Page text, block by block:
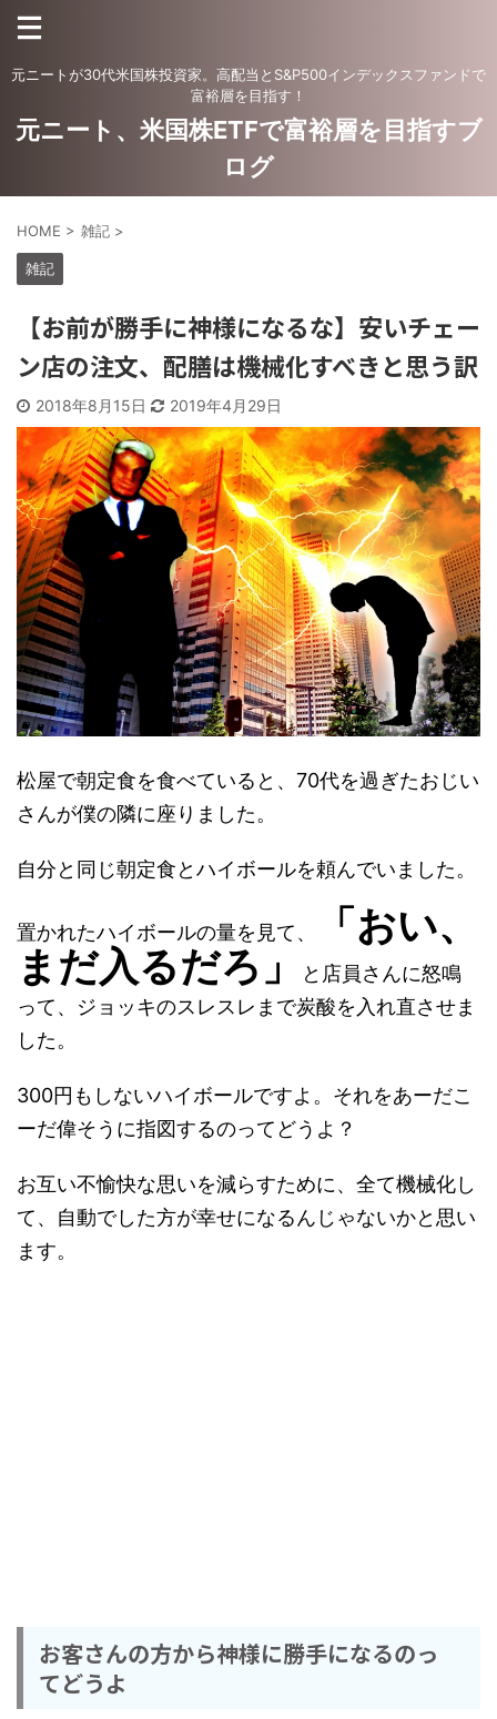
元ニートが30代米国株投資家。高配当とS&P500インデックスファンドで
富裕層を目指す！
元ニート、米国株ETFで富裕層を目指すブ
ログ
HOME > 雑記 >
雑記
【お前が勝手に神様になるな】安いチェー
ン店の注文、配膳は機械化すべきと思う訳
2018年8月15日 2019年4月29日
松屋で朝定食を食べていると、70代を過ぎたおじい
さんが僕の隣に座りました。
自分と同じ朝定食とハイボールを頼んでいました。
置かれたハイボールの量を見て、
「おい、
まだ入るだろ」
と店員さんに怒鳴
って、ジョッキのスレスレまで炭酸を入れ直させま
した。
300円もしないハイボールですよ。それをあーだこ
ーだ偉そうに指図するのってどうよ？
お互い不愉快な思いを減らすために、全て機械化し
て、自動でした方が幸せになるんじゃないかと思い
ます。
お客さんの方から神様に勝手になるのっ
てどうよ